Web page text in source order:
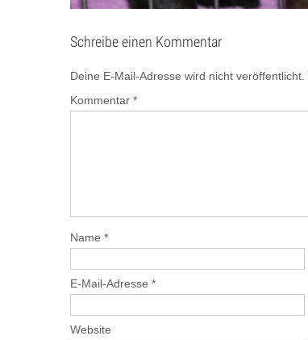
Schreibe einen Kommentar
Deine E-Mail-Adresse wird nicht veröffentlicht.
Kommentar *
Name *
E-Mail-Adresse *
Website